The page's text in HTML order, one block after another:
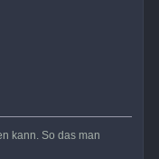
kann. So das man